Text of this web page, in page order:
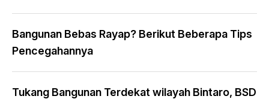
Bangunan Bebas Rayap? Berikut Beberapa Tips
Pencegahannya
Tukang Bangunan Terdekat wilayah Bintaro, BSD